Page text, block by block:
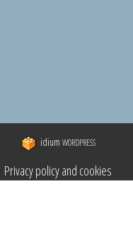
idium WORDPRESS
Privacy policy and cookies